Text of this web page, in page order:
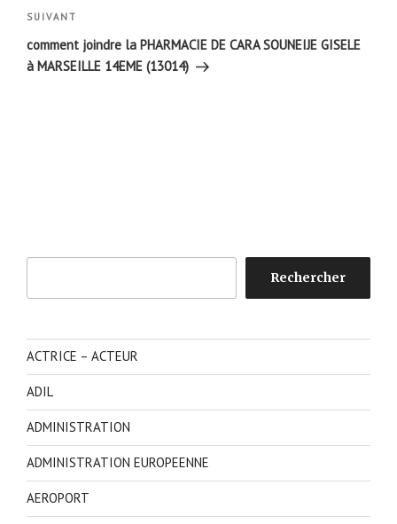
Article
suivant
SUIVANT
comment joindre la PHARMACIE DE CARA SOUNEIJE GISELE
à MARSEILLE 14EME (13014)
Rechercher
ACTRICE – ACTEUR
ADIL
ADMINISTRATION
ADMINISTRATION EUROPEENNE
AEROPORT